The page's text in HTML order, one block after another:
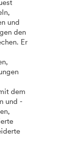
und
den
Er
dem
und -